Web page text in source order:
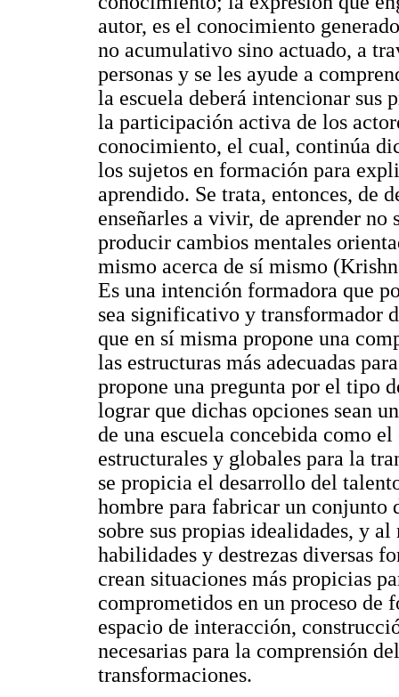
autor, es el conocimiento
no acumulativo sino actuado, a
personas y se les ayude a
la escuela deberá intencionar
la participación activa de los
conocimiento, el cual, continúa
los sujetos en formación para
aprendido. Se trata, entonces, de
enseñarles a vivir, de aprender
producir cambios mentales
mismo acerca de sí mismo
Es una intención formadora que
sea significativo y transformador
que en sí misma propone una
las estructuras más adecuadas
propone una pregunta por el tipo
lograr que dichas opciones sean
de una escuela concebida como
estructurales y globales para la
se propicia el desarrollo del
hombre para fabricar un conjunto
sobre sus propias idealidades, y
habilidades y destrezas diversas
crean situaciones más propicias
comprometidos en un proceso de
espacio de interacción,
necesarias para la comprensión
transformaciones.